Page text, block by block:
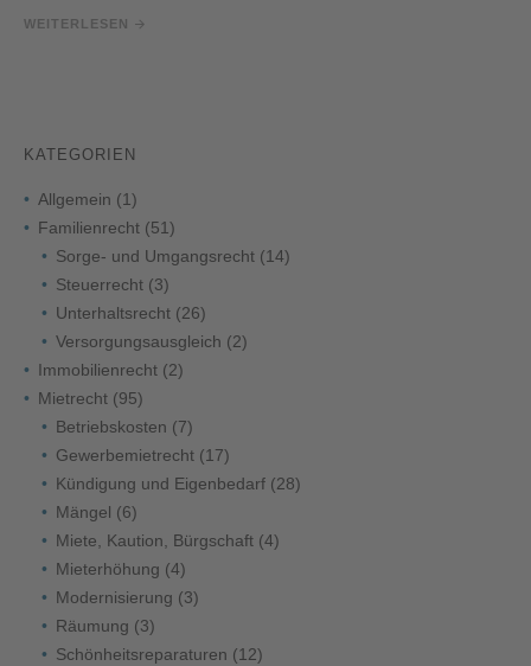
WEITERLESEN
KATEGORIEN
Allgemein (1)
Familienrecht (51)
Sorge- und Umgangsrecht (14)
Steuerrecht (3)
Unterhaltsrecht (26)
Versorgungsausgleich (2)
Immobilienrecht (2)
Mietrecht (95)
Betriebskosten (7)
Gewerbemietrecht (17)
Kündigung und Eigenbedarf (28)
Mängel (6)
Miete, Kaution, Bürgschaft (4)
Mieterhöhung (4)
Modernisierung (3)
Räumung (3)
Schönheitsreparaturen (12)